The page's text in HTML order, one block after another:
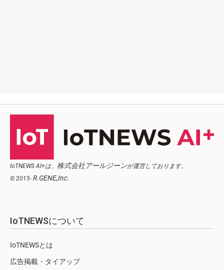
IoTNEWS AI+は、 株式会社アールジーンが運営しております。
© 2015- R.GENE,Inc.
IoTNEWSについて
IoTNEWSとは
広告掲載・タイアップ